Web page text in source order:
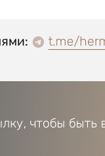
t.me/
чтобы